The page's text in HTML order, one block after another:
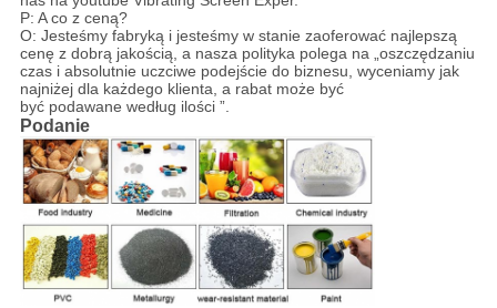
P: A co z ceną?
O: Jesteśmy fabryką i jesteśmy w stanie zaoferować najlepszą
cenę z dobrą jakością, a nasza polityka polega na „oszczędzaniu
czas i absolutnie uczciwe podejście do biznesu, wyceniamy jak
najniżej dla każdego klienta, a rabat może być
być podawane według ilości ”.
Podanie